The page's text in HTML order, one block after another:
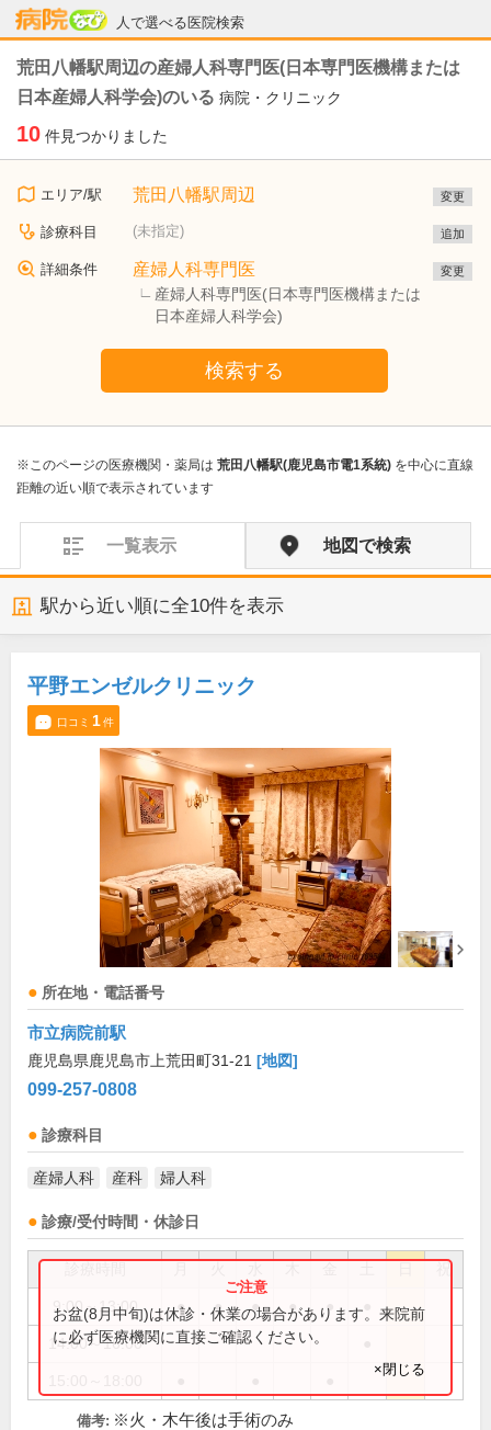
人で選べる医院検索
病院なび
荒田八幡駅周辺の産婦人科専門医(日本専門医機構または
日本産婦人科学会)のいる 病院・クリニック
10 件見つかりました
エリア/駅 荒田八幡駅周辺 変更
診療科目 (未指定) 追加
詳細条件 産婦人科専門医
産婦人科専門医(日本専門医機構または
日本産婦人科学会)
変更
検索する
※このページの医療機関・薬局は 荒田八幡駅(鹿児島市電1系統) を中心に直線
距離の近い順で表示されています
一覧表示 地図で検索
駅から近い順に全10件を表示
平野エンゼルクリニック
口コミ 1件
所在地・電話番号
市立病院前駅
鹿児島県鹿児島市上荒田町31-21 [地図]
099-257-0808
診療科目
産婦人科 産科 婦人科
診療/受付時間・休診日
祝
9:00～13:00 ● ● ● ● ●
14:00～16:00
お盆(8月中旬)は休診・休業の場合があります。来院前
に必ず医療機関に直接ご確認ください。
×閉じる
備考: ※火・木午後は手術のみ